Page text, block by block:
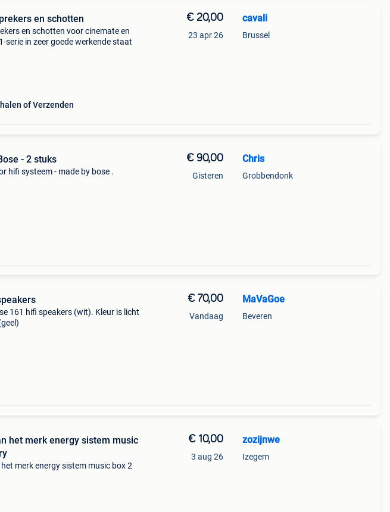
en schotten
en schotten voor cinemate en
serie in zeer goede werkende staat
of Verzenden
€ 20,00
23 apr 26
cavali
Brussel
- 2 stuks
hifi systeem - made by bose .
€ 90,00
Gisteren
Chris
Grobbendonk
161 hifi speakers (wit). Kleur is licht
€ 70,00
Vandaag
MaVaGoe
Beveren
het merk energy sistem music
merk energy sistem music box 2
€ 10,00
3 aug 26
zozijnwe
Izegem